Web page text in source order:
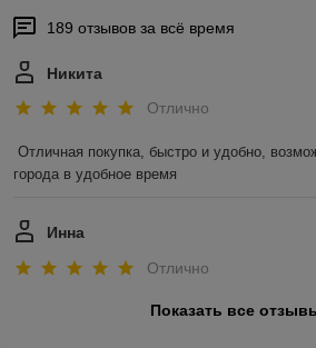
189 отзывов за всё время
Никита
Отлично
Отличная покупка, быстро и удобно,
города в удобное время
Инна
Отлично
Показать все